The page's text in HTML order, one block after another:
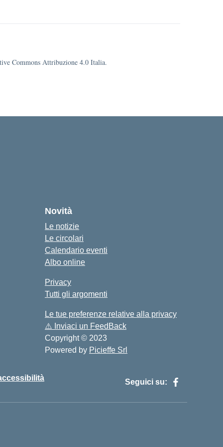
Commons Attribuzione 4.0 Italia.
Novità
Le notizie
Le circolari
Calendario eventi
Albo online
Privacy
Tutti gli argomenti
Le tue preferenze relative alla privacy
⚠️ Inviaci un FeedBack
Copyright © 2023
Powered by Picieffe Srl
Seguici su: